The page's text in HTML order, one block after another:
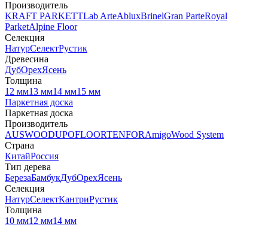
Производитель
KRAFT PARKETTLab ArteAbluxBrinelGran ParteRoyal
ParketAlpine Floor
Селекция
НатурСелектРустик
Древесина
ДубОрехЯсень
Толщина
12 мм13 мм14 мм15 мм
Паркетная доска
Паркетная доска
Производитель
AUSWOODUPOFLOORTENFORAmigoWood System
Страна
КитайРоссия
Тип дерева
БерезаБамбукДубОрехЯсень
Селекция
НатурСелектКантриРустик
Толщина
10 мм12 мм14 мм